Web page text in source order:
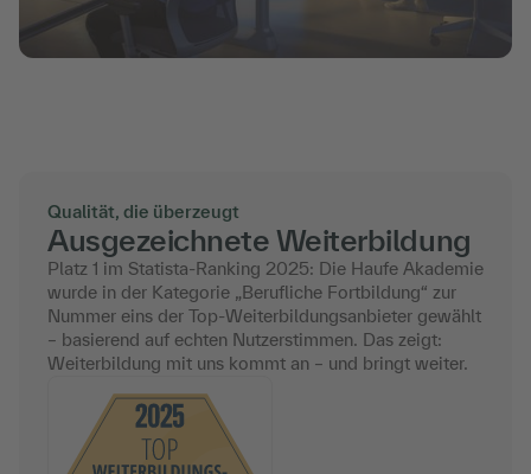
Qualität, die überzeugt
Ausgezeichnete Weiterbildung
Platz 1 im Statista-Ranking 2025: Die Haufe Akademie
wurde in der Kategorie „Berufliche Fortbildung“ zur
Nummer eins der Top-Weiterbildungsanbieter gewählt
– basierend auf echten Nutzerstimmen. Das zeigt:
Weiterbildung mit uns kommt an – und bringt weiter.